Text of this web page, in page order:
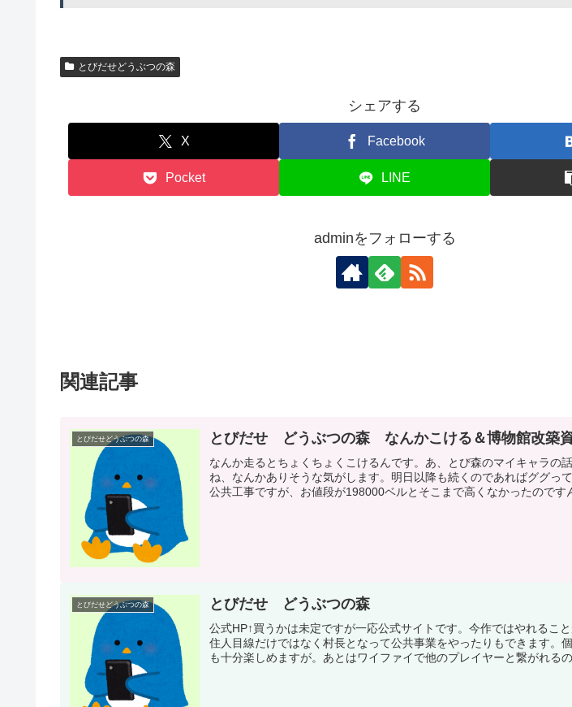
とびだせどうぶつの森
シェアする
X Facebook
Pocket LINE
adminをフォローする
関連記事
とびだせどうぶつの森 とびだせ どうぶつの森 なんかこける＆博物館改築
なんか走るとちょくちょくこけるんです。あ、とび森のマイキャラの
ね、なんかありそうな気がします。明日以降も続くのであればググっ
公共工事ですが、お値段が198000ベルとそこまで高くなかったのです
とびだせどうぶつの森 とびだせ どうぶつの森
公式HP↑買うかは未定ですが一応公式サイトです。今作ではやれること
住人目線だけではなく村長となって公共事業をやったりもできます。
も十分楽しめますが。あとはワイファイで他のプレイヤーと繋がれるの